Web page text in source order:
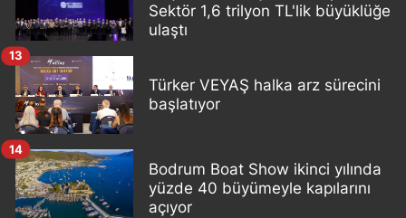
Sektör 1,6 trilyon TL'lik büyüklüğe
ulaştı
Türker VEYAŞ halka arz sürecini
başlatıyor
13
Bodrum Boat Show ikinci yılında
yüzde 40 büyümeyle kapılarını
açıyor
14